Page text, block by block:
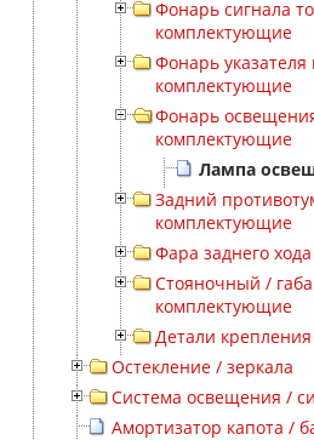
Фонарь сигнала
комплектующие
Фонарь указателя
комплектующие
Фонарь
комплектующие
Лампа
Задний
комплектующие
Фара заднего
Стояночный /
комплектующие
Детали крепления
Остекление / зеркала
Система освещения /
Амортизатор капота /